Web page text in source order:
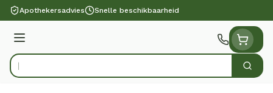
Ga naar de inhoud
Apothekersadvies Snelle beschikbaarheid
Menu
Product, merk, categorie... Zoek